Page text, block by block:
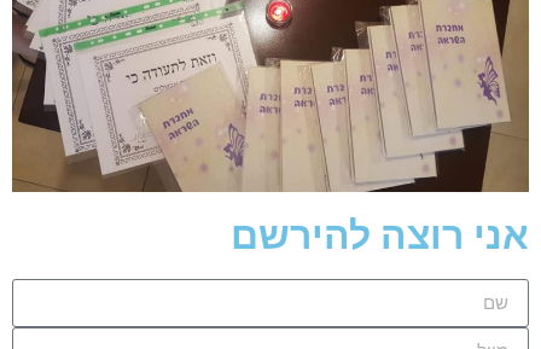
אני רוצה להירשם